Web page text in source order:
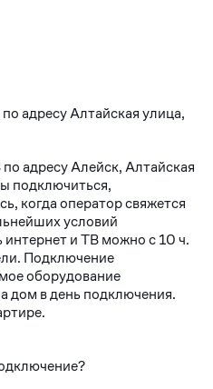
адресу Алтайская улица,
адресу Алейск, Алтайская
подключиться,
когда оператор свяжется
условий
и ТВ можно с 10 ч.
Подключение
оборудование
дом в день подключения.